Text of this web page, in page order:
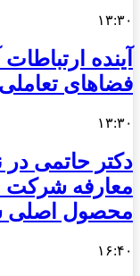
۱۳:۳۰
آینده
فضاهای
۱۳:۳۰
دکتر حاتمی
معارفه شرکت
محصول اصلی
۱۶:۴۰